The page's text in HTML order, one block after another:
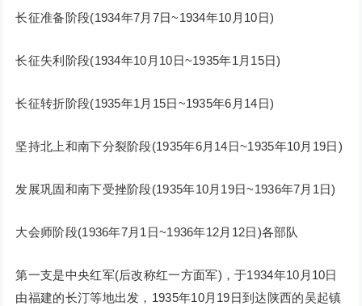
长征准备阶段(1934年7月7日~1934年10月10日)
长征失利阶段(1934年10月10日~1935年1月15日)
长征转折阶段(1935年1月15日~1935年6月14日)
坚持北上和南下分裂阶段(1935年6月14日~1935年10月19日)
发展巩固和南下受挫阶段(1935年10月19日~1936年7月1日)
大会师阶段(1936年7月1日~1936年12月12日)各部队
第一支是中央红军(后改称红一方面军)，于1934年10月10日
由福建的长汀等地出发，1935年10月19日到达陕西的吴起镇